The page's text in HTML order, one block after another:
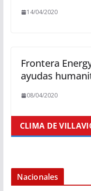
14/04/2020
Frontera
ayudas
08/04/2020
CLIMA DE
Nacionales